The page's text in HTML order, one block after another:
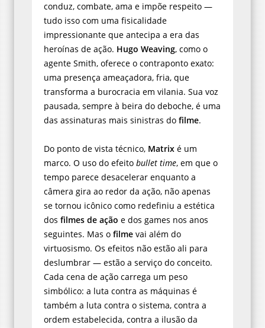
conduz, combate, ama e impõe respeito —
tudo isso com uma fisicalidade
impressionante que antecipa a era das
heroínas de ação. Hugo Weaving, como o
agente Smith, oferece o contraponto exato:
uma presença ameaçadora, fria, que
transforma a burocracia em vilania. Sua voz
pausada, sempre à beira do deboche, é uma
das assinaturas mais sinistras do filme.
Do ponto de vista técnico, Matrix é um
marco. O uso do efeito bullet time, em que o
tempo parece desacelerar enquanto a
câmera gira ao redor da ação, não apenas
se tornou icônico como redefiniu a estética
dos filmes de ação e dos games nos anos
seguintes. Mas o filme vai além do
virtuosismo. Os efeitos não estão ali para
deslumbrar — estão a serviço do conceito.
Cada cena de ação carrega um peso
simbólico: a luta contra as máquinas é
também a luta contra o sistema, contra a
ordem estabelecida, contra a ilusão da